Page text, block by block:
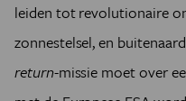
leiden tot revolutionaire
zonnestelsel, en
return-missie moet over